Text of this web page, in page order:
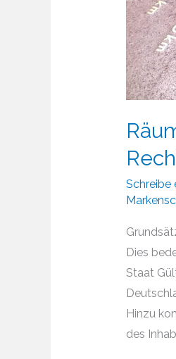
Schreibe
Dies
Staat
Hinzu
des